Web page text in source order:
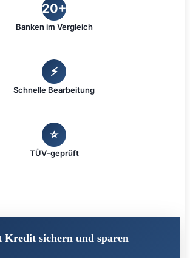
20+
Banken im Vergleich
⚡
Schnelle Bearbeitung
⭐
TÜV-geprüft
Kredit sichern und sparen